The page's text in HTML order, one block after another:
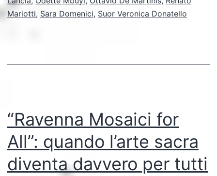
e
per
Loreto
Aprutino
apre
le
Mariotti, Sara Domenici, Suor Veronica Donatello
“Ravenna Mosaici for
All”: quando l’arte sacra
diventa davvero per tutti